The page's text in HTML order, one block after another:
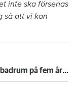
inte ska försenas
så att vi kan
Anmälde inte vattenskadat badrum på fem år – krävs på 125 000 kronor